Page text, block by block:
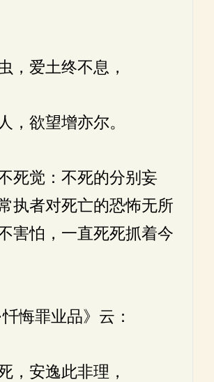
，爱土终不息，
，欲望增亦尔。
死觉：不死的分别妄
执者对死亡的恐怖无所
害怕，一直死死抓着今
忏悔罪业品》云：
，安逸此非理，